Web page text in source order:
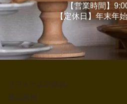
【営業時間】
【定休日】年末年
リフォームの流れ
施工事例